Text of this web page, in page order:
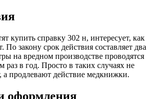
купить справку 302 н, интересует, как
По закону срок действия составляет два
на вредном производстве проводятся
в год. Просто в таких случаях не
а продлевают действие медкнижки.
оформления